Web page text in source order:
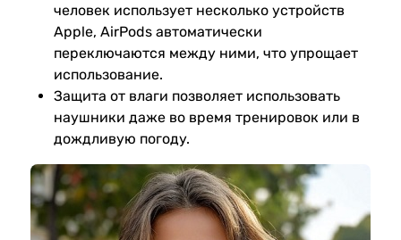
человек использует несколько устройств
Apple, AirPods автоматически
переключаются между ними, что упрощает
использование.
Защита от влаги позволяет использовать
наушники даже во время тренировок или в
дождливую погоду.